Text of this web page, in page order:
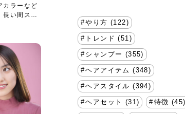
カラーなど
長い間スタ
やり方 (122)
トレンド (51)
シャンプー (355)
ヘアアイテム (348)
ヘアスタイル (394)
ヘアセット (31) 特徴 (45)